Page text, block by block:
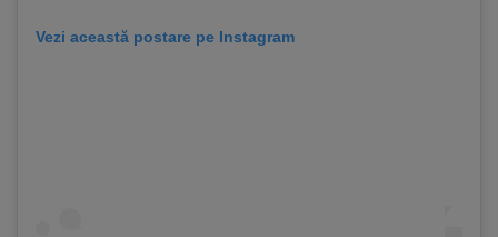
Vezi această postare pe Instagram